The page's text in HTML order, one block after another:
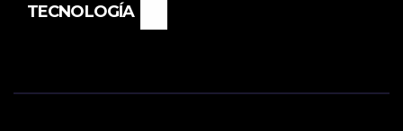
TECNOLOGÍA